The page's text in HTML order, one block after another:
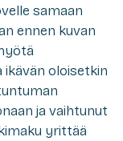
samaan
ennen kuvan
oloisetkin
ja vaihtunut
yrittää